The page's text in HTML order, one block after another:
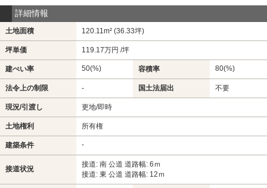
詳細情報
土地面積 120.11m² (36.33坪)
坪単価 119.17万円 /坪
建ぺい率 50(%) 容積率 80(%)
法令上の制限 - 国土法届出 不要
現況/引渡し 更地/即時
土地権利 所有権
建築条件 -
接道状況
接道: 南 公道 道路幅: 6ｍ
接道: 東 公道 道路幅: 12ｍ